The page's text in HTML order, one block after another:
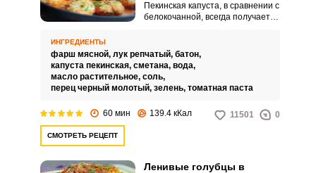
Пекинская капуста, в сравнении с
белокочанной, всегда получается
вкусе не будет.
ИНГРЕДИЕНТЫ
фарш мясной, лук репчатый, батон,
капуста пекинская, сметана, вода,
масло растительное, соль,
перец черный молотый, зелень, томатная паста
60 мин 139.4 кКал 11501 0
СМОТРЕТЬ РЕЦЕПТ
Ленивые голубцы в